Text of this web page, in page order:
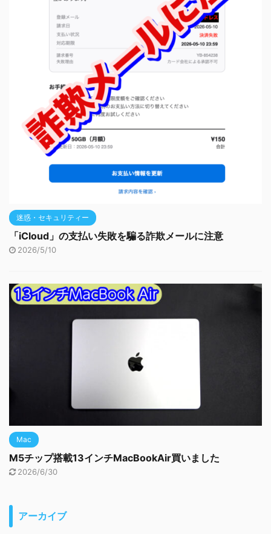
迷惑・セキュリティー
「iCloud」の支払い失敗を騙る詐欺メールに注意
2026/5/10
Mac
M5チップ搭載13インチMacBookAir買いました
2026/6/30
アーカイブ